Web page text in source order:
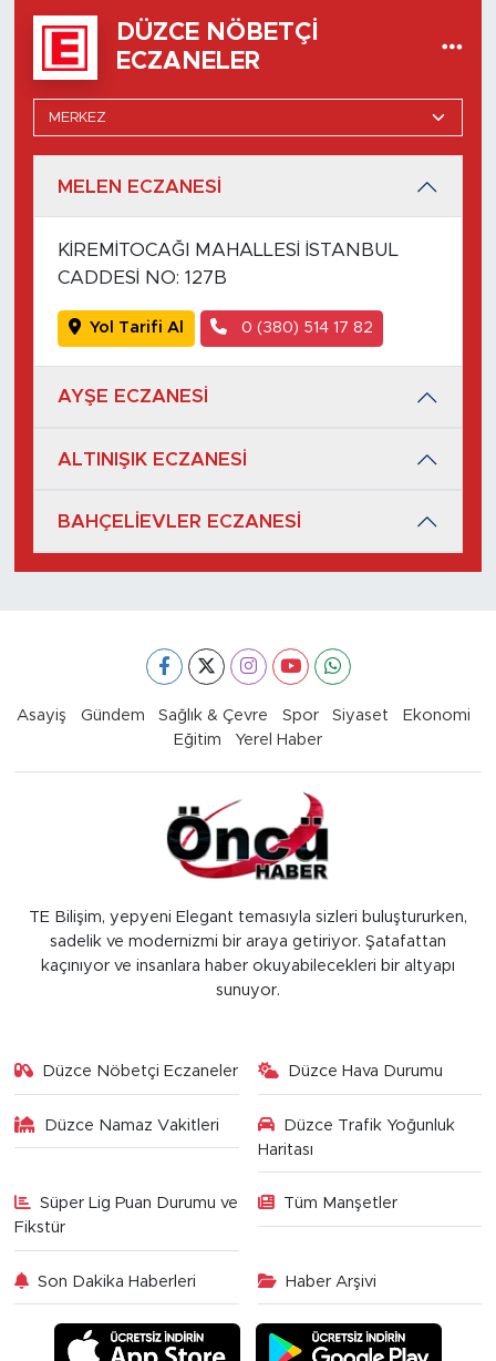
DÜZCE NÖBETÇI
ECZANELER
MELEN ECZANESİ
KİREMİTOCAĞI MAHALLESİ İSTANBUL
CADDESİ NO: 127B
Yol Tarifi Al 0 (380) 514 17 82
AYŞE ECZANESİ
ALTINIŞIK ECZANESİ
BAHÇELİEVLER ECZANESİ
Asayiş Gündem Sağlık & Çevre Spor Siyaset
Ekonomi
Eğitim
Yerel Haber
TE Bilişim, yepyeni Elegant temasıyla sizleri buluştururken,
sadelik ve modernizmi bir araya getiriyor. Şatafattan
kaçınıyor ve insanlara haber okuyabilecekleri bir altyapı
sunuyor.
Düzce Nöbetçi Eczaneler Düzce Hava Durumu
Düzce Namaz Vakitleri
Düzce Trafik Yoğunluk
Haritası
Süper Lig Puan Durumu ve
Fikstür
Tüm Manşetler
Son Dakika Haberleri Haber Arşivi